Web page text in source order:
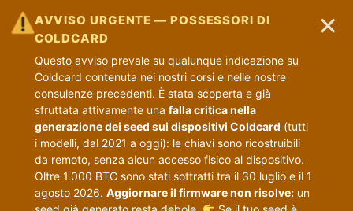
AVVISO URGENTE — POSSESSORI DI
COLDCARD
Questo avviso prevale su qualunque indicazione su
Coldcard contenuta nei nostri corsi e nelle nostre
consulenze precedenti. È stata scoperta e già
sfruttata attivamente una falla critica nella
generazione dei seed sui dispositivi Coldcard (tutti
i modelli, dal 2021 a oggi): le chiavi sono ricostruibili
da remoto, senza alcun accesso fisico al dispositivo.
Oltre 1.000 BTC sono stati sottratti tra il 30 luglio e il 1
agosto 2026. Aggiornare il firmware non risolve:un
×